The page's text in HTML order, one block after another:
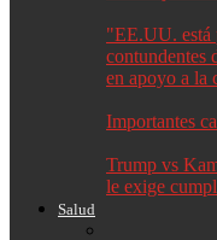
"EE.UU. está
contundentes
en apoyo a la
Importantes
Trump vs
le exige
Salud